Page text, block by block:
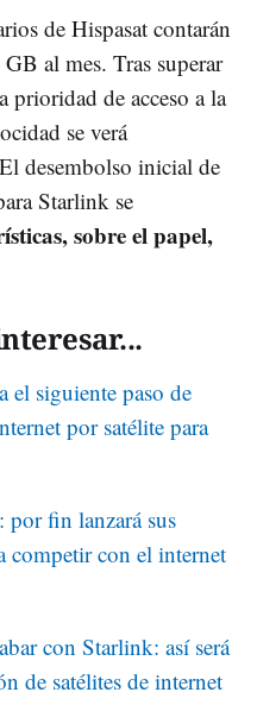
de Hispasat contarán
al mes. Tras superar
de acceso a la
se verá
desembolso inicial de
Starlink se
sobre el papel,
el siguiente paso de
por satélite para
fin lanzará sus
competir con el internet
con Starlink: así será
de satélites de internet